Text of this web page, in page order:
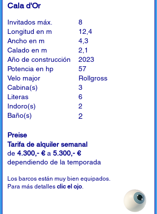
Cala d'Or
Invitados máx.
Longitud en m
Ancho en m
Calado en m
Año de construcción
Potencia en hp
Velo major
Cabina(s)
Literas
Indoro(s)
Baño(s)
8
12,4
4,3
2,1
2023
57
Rollgross
3
6
2
2
Preise
Tarifa de alquiler semanal
de 4.300,- €a 5.300,- €
dependiendo de la temporada
Los barcos están muy bien equipados.
Para más detalles clic el ojo.